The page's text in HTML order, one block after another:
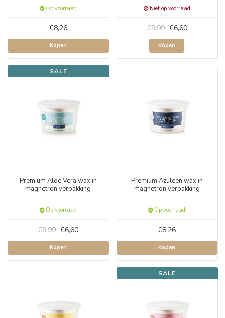
Op voorraad
€8,26
Kopen
Niet op voorraad
€9,99 €6,60
Kopen
SALE
Premium Aloe Vera wax in
magnetron verpakking
Op voorraad
€9,99 €6,60
Kopen
Premium Azuleen wax in
magnetron verpakking
Op voorraad
€8,26
Kopen
SALE